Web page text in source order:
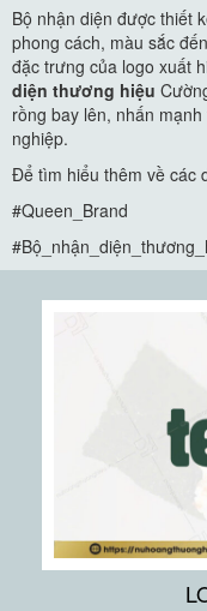
Bộ nhận diện được thiết
phong cách, màu sắc
đặc trưng của logo xuất
diện thương hiệu
rồng bay lên, nhấn
nghiệp.
Để tìm hiểu thêm về các
#Queen_Brand